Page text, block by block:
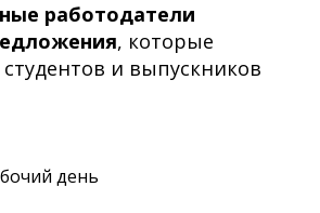
работодатели
, которые
и выпускников
день